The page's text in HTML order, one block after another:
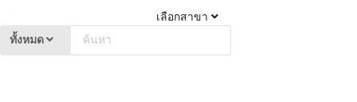
เลือกสาขา
ทั้งหมด